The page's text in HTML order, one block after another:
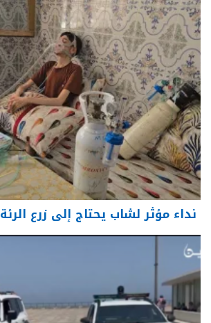
نداء مؤثر لشاب يحتاج إلى زرع الرئة